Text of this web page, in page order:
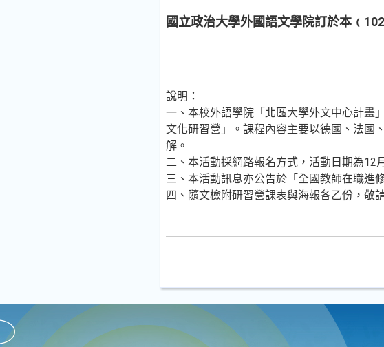
國立政治大學外國語文學院訂於本
說明：
一、本校外語學院「北區大學外文中心計畫
文化研習營」。課程內容主要以德國、法國
解。
二、本活動採網路報名方式，活動日期為12
三、本活動訊息亦公告於「全國教師在職進
四、隨文檢附研習營課表與海報各乙份，敬